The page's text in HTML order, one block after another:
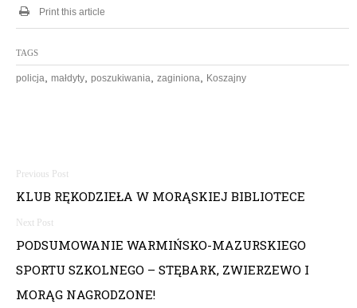
Print this article
TAGS
policja małdyty poszukiwania zaginiona Koszajny
N
a
w
i
KLUB RĘKODZIEŁA W MORĄSKIEJ BIBLIOTECE
PODSUMOWANIE WARMIŃSKO-MAZURSKIEGO
SPORTU SZKOLNEGO – STĘBARK, ZWIERZEWO I
MORĄG NAGRODZONE!